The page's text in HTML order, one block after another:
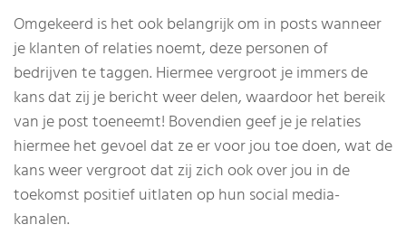
Omgekeerd is het ook belangrijk om in posts wanneer
je klanten of relaties noemt, deze personen of
bedrijven te taggen. Hiermee vergroot je immers de
kans dat zij je bericht weer delen, waardoor het bereik
van je post toeneemt! Bovendien geef je je relaties
hiermee het gevoel dat ze er voor jou toe doen, wat de
kans weer vergroot dat zij zich ook over jou in de
toekomst positief uitlaten op hun social media-
kanalen.